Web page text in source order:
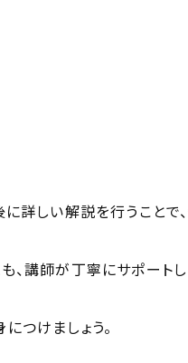
しい解説を行うことで、
講師が丁寧にサポートし
つけましょう。